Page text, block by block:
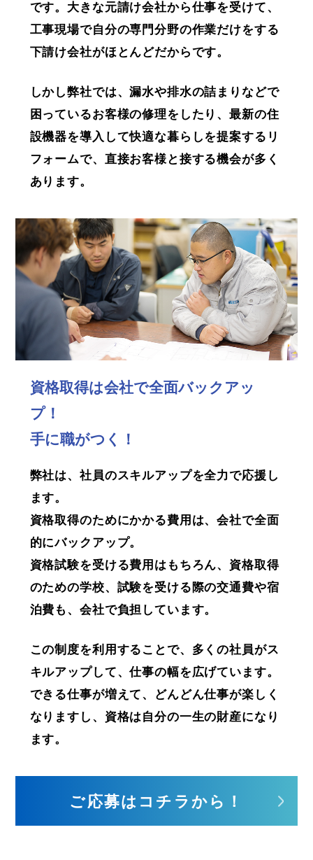
です。大きな元請け会社から仕事を受けて、
工事現場で自分の専門分野の作業だけをする
下請け会社がほとんどだからです。
しかし弊社では、漏水や排水の詰まりなどで
困っているお客様の修理をしたり、最新の住
設機器を導入して快適な暮らしを提案するリ
フォームで、直接お客様と接する機会が多く
あります。
資格取得は会社で全面バックアッ
プ！
手に職がつく！
弊社は、社員のスキルアップを全力で応援し
ます。
資格取得のためにかかる費用は、会社で全面
的にバックアップ。
資格試験を受ける費用はもちろん、資格取得
のための学校、試験を受ける際の交通費や宿
泊費も、会社で負担しています。
この制度を利用することで、多くの社員がス
キルアップして、仕事の幅を広げています。
できる仕事が増えて、どんどん仕事が楽しく
なりますし、資格は自分の一生の財産になり
ます。
ご応募はコチラから！